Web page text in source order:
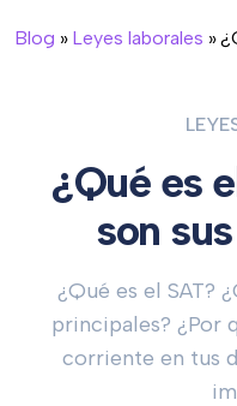
Blog » Leyes laborales »
¿Qué es
son
¿Qué es el SAT?
principales? ¿Por
corriente en tus